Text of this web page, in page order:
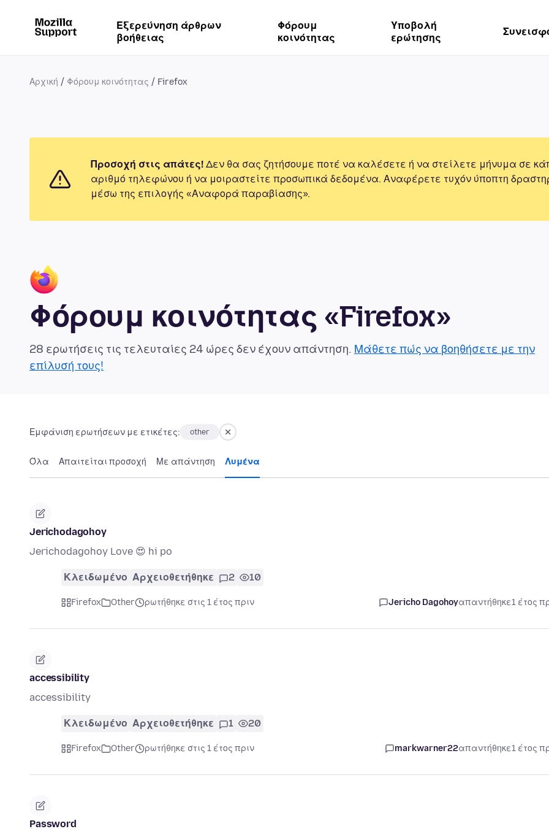
Εξερεύνηση άρθρων
βοήθειας
Φόρουμ
κοινότητας
Υποβολή
ερώτησης
Αρχική Φόρουμ κοινότητας Firefox
Προσοχή στις απάτες! Δεν θα σας ζητήσουμε ποτέ να καλέσετε ή να στείλετε μήνυμα σε
αριθμό τηλεφώνου ή να μοιραστείτε προσωπικά δεδομένα. Αναφέρετε τυχόν ύποπτη
μέσω της επιλογής «Αναφορά παραβίασης».
Φόρουμ κοινότητας «Firefox»
28 ερωτήσεις τις τελευταίες 24 ώρες δεν έχουν απάντηση. Μάθετε πώς να βοηθήσετε με την
επίλυσή τους!
Εμφάνιση ερωτήσεων με ετικέτες: other
Όλα Απαιτείται προσοχή Με απάντηση Λυμένα
Jerichodagohoy
Jerichodagohoy Love 😍 hi po
Κλειδωμένο Αρχειοθετήθηκε 2 10
Firefox Other ρωτήθηκε στις 1 έτος πριν Jericho Dagohoyαπαντήθηκε1 έτος
accessibility
accessibility
Κλειδωμένο Αρχειοθετήθηκε 1 20
Firefox Other ρωτήθηκε στις 1 έτος πριν markwarner22απαντήθηκε1 έτος
Password